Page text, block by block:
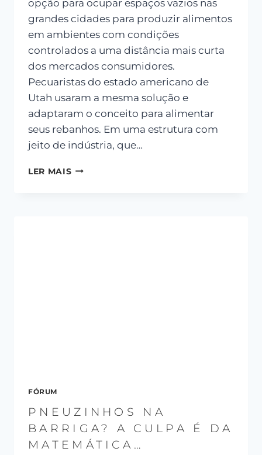
opção para ocupar espaços vazios nas
grandes cidades para produzir alimentos
em ambientes com condições
controlados a uma distância mais curta
dos mercados consumidores.
Pecuaristas do estado americano de
Utah usaram a mesma solução e
adaptaram o conceito para alimentar
seus rebanhos. Em uma estrutura com
jeito de indústria, que…
LER MAIS
FÓRUM
PNEUZINHOS NA
BARRIGA? A CULPA É DA
MATEMÁTICA…